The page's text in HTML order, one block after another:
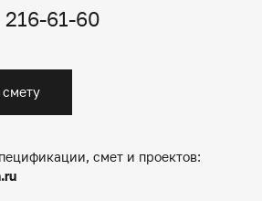
216-61-60
смету
смет и проектов: